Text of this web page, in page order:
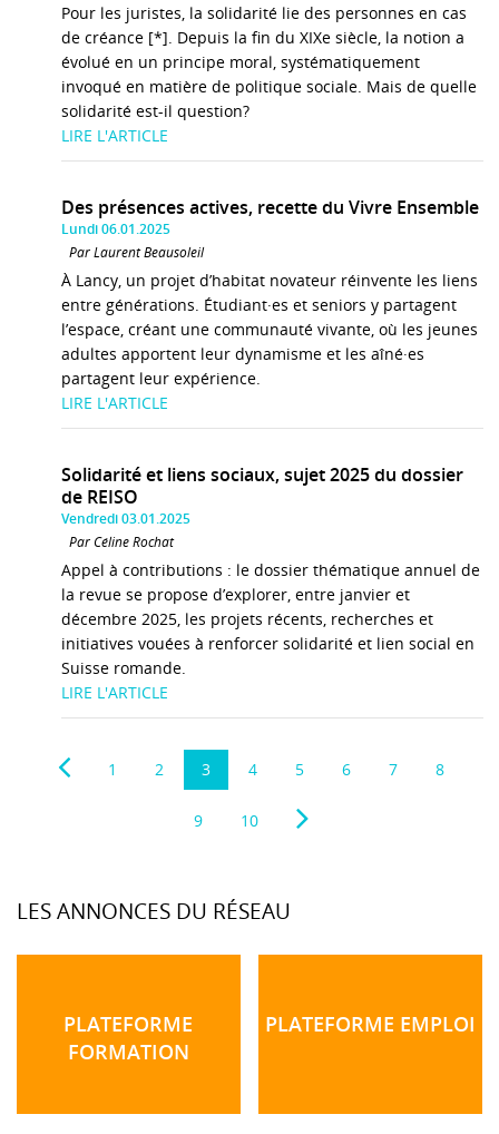
Pour les juristes, la solidarité lie des personnes en cas
de créance [*]. Depuis la fin du XIXe siècle, la notion a
évolué en un principe moral, systématiquement
invoqué en matière de politique sociale. Mais de quelle
solidarité est-il question?
LIRE L'ARTICLE
Des présences actives, recette du Vivre Ensemble
Lundi 06.01.2025
Par Laurent Beausoleil
À Lancy, un projet d’habitat novateur réinvente les liens
entre générations. Étudiant·es et seniors y partagent
l’espace, créant une communauté vivante, où les jeunes
adultes apportent leur dynamisme et les aîné·es
partagent leur expérience.
LIRE L'ARTICLE
Solidarité et liens sociaux, sujet 2025 du dossier
de REISO
Vendredi 03.01.2025
Par Céline Rochat
Appel à contributions : le dossier thématique annuel de
la revue se propose d’explorer, entre janvier et
décembre 2025, les projets récents, recherches et
initiatives vouées à renforcer solidarité et lien social en
Suisse romande.
LIRE L'ARTICLE
1 2 3 4 5 6 7 8
9 10
LES ANNONCES DU RÉSEAU
PLATEFORME
FORMATION
PLATEFORME EMPLOI